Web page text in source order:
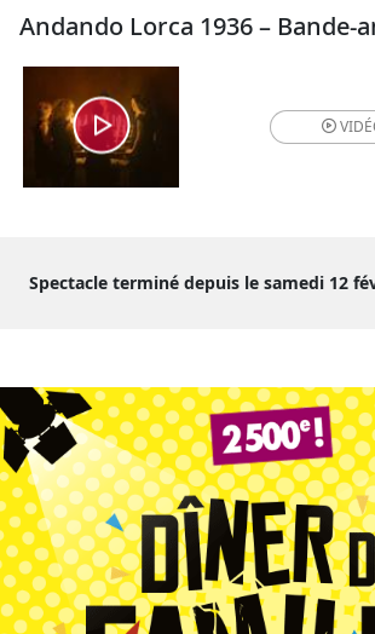
Andando Lorca 1936 – Bande-
Spectacle terminé depuis le samedi 12